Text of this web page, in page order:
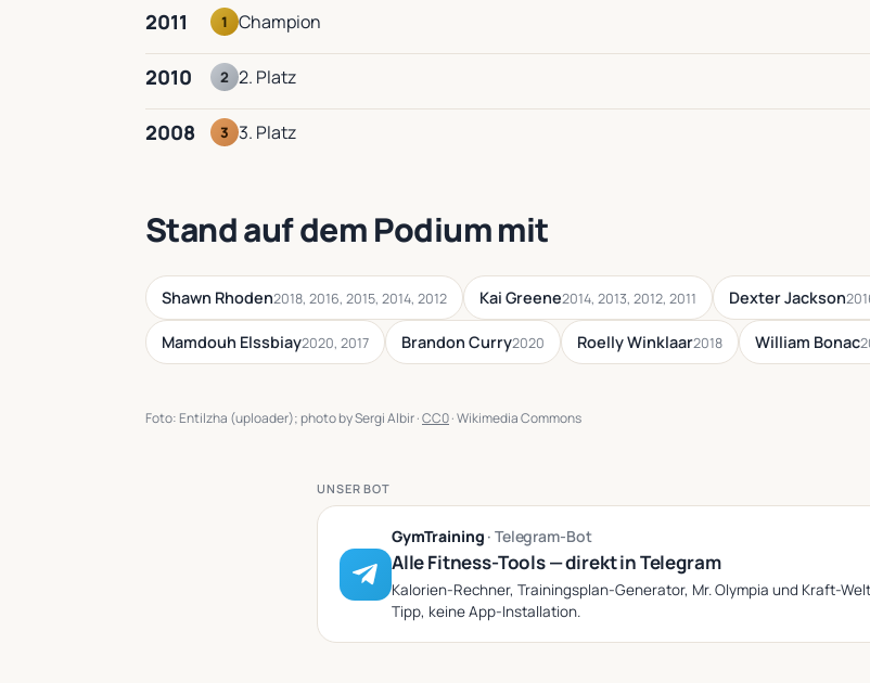
2011 1 Champion
2010 2 2. Platz
2008 3 3. Platz
Stand auf dem Podium mit
Shawn Rhoden2018, 2016, 2015, 2014, 2012 Kai Greene2014, 2013, 2012, 2011 Dexter Jackson
Mamdouh Elssbiay2020, 2017 Brandon Curry2020 Roelly Winklaar2018 William Bonac
Foto: Entilzha (uploader); photo by Sergi Albir ·CC0· Wikimedia Commons
UNSER BOT
GymTraining · Telegram-Bot
Alle Fitness-Tools — direkt in Telegram
Kalorien-Rechner, Trainingsplan-Generator, Mr. Olympia und Kraft-
Tipp, keine App-Installation.